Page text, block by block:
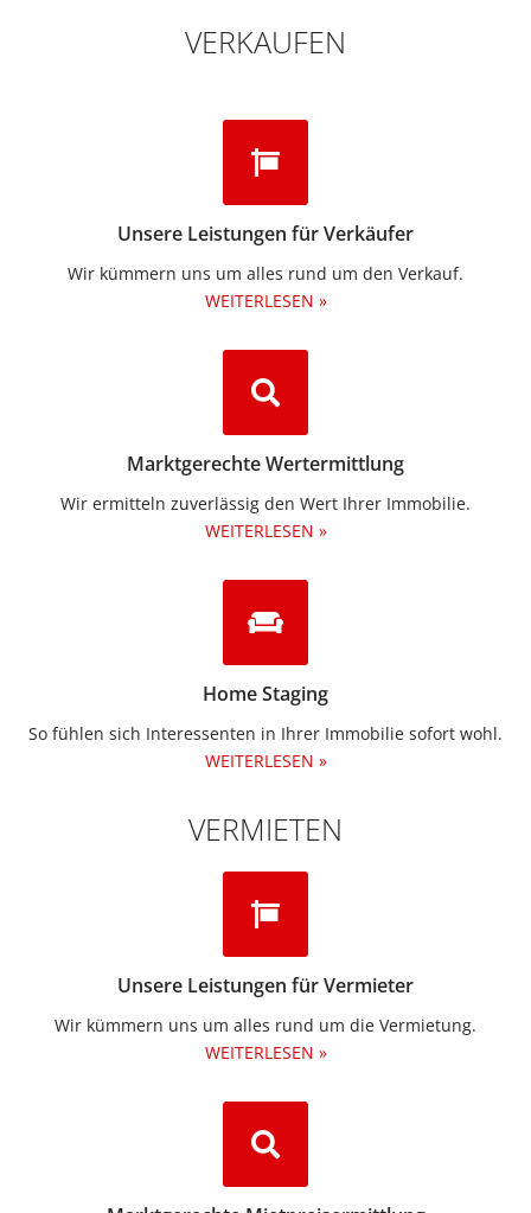
VERKAUFEN
Unsere Leistungen für Verkäufer
Wir kümmern uns um alles rund um den Verkauf.
WEITERLESEN »
Marktgerechte Wertermittlung
Wir ermitteln zuverlässig den Wert Ihrer Immobilie.
WEITERLESEN »
Home Staging
So fühlen sich Interessenten in Ihrer Immobilie sofort wohl.
WEITERLESEN »
VERMIETEN
Unsere Leistungen für Vermieter
Wir kümmern uns um alles rund um die Vermietung.​
WEITERLESEN »